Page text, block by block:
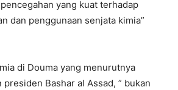
yang kuat terhadap
dan penggunaan senjata kimia”
di Douma yang menurutnya
Bashar al Assad, ” bukan